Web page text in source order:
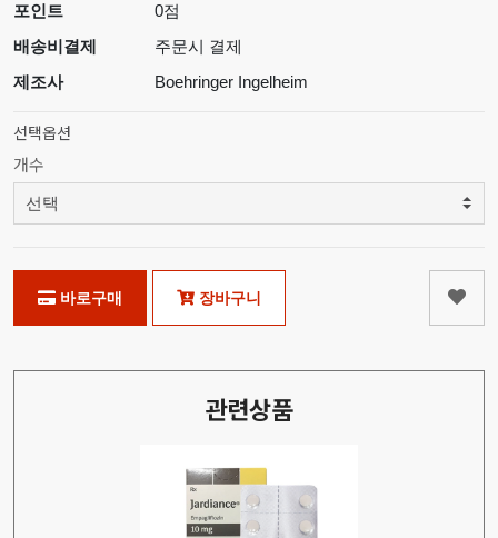
포인트
0점
배송비결제
주문시 결제
제조사
Boehringer Ingelheim
선택옵션
개수
바로구매 장바구니
관련상품